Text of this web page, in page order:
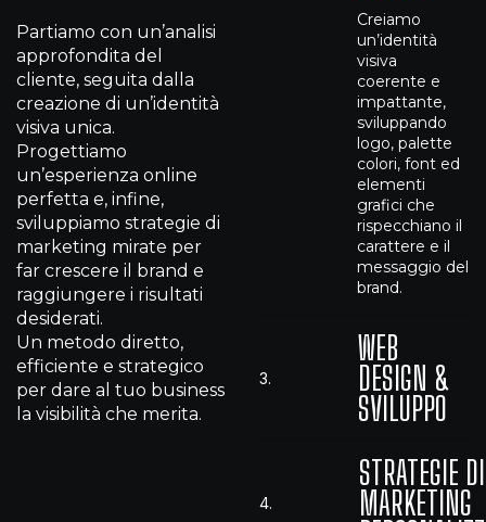
Partiamo con un’analisi
approfondita del
cliente, seguita dalla
creazione di un’identità
visiva unica.
Progettiamo
un’esperienza online
perfetta e, infine,
sviluppiamo strategie di
marketing mirate per
far crescere il brand e
raggiungere i risultati
desiderati.
Un metodo diretto,
efficiente e strategico
per dare al tuo business
la visibilità che merita.
Creiamo
un’identità
visiva
coerente e
impattante,
sviluppando
logo, palette
colori, font ed
elementi
grafici che
rispecchiano il
carattere e il
messaggio del
brand.
3.
WEB
DESIGN &
SVILUPPO
4.
STRATEGIE DI
MARKETING